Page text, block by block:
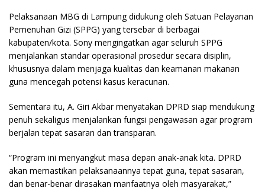
Pelaksanaan MBG di Lampung didukung oleh Satuan Pelayanan
Pemenuhan Gizi (SPPG) yang tersebar di berbagai
kabupaten/kota. Sony mengingatkan agar seluruh SPPG
menjalankan standar operasional prosedur secara disiplin,
khususnya dalam menjaga kualitas dan keamanan makanan
guna mencegah potensi kasus keracunan.
Sementara itu, A. Giri Akbar menyatakan DPRD siap mendukung
penuh sekaligus menjalankan fungsi pengawasan agar program
berjalan tepat sasaran dan transparan.
“Program ini menyangkut masa depan anak-anak kita. DPRD
akan memastikan pelaksanaannya tepat guna, tepat sasaran,
dan benar-benar dirasakan manfaatnya oleh masyarakat,”